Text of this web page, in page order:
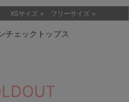
XSサイズ × フリーサイズ ×
チェックトップス